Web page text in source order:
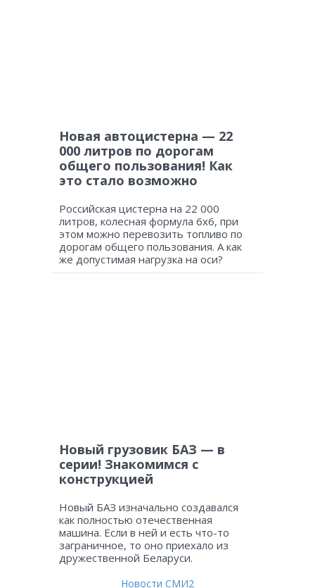
Новая автоцистерна — 22
000 литров по дорогам
общего пользования! Как
это стало возможно
Российская цистерна на 22 000
литров, колесная формула 6х6, при
этом можно перевозить топливо по
дорогам общего пользования. А как
же допустимая нагрузка на оси?
Новый грузовик БАЗ — в
серии! Знакомимся с
конструкцией
Новый БАЗ изначально создавался
как полностью отечественная
машина. Если в ней и есть что-то
заграничное, то оно приехало из
дружественной Беларуси.
Новости СМИ2